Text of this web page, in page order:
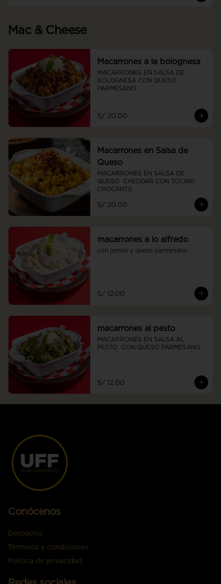
Mac & Cheese
Macarrones a la bolognesa
MACARRONES EN SALSA DE
BOLOGNESA CON QUESO
PARMESANO.
S/ 20.00
Macarrones en Salsa de
Queso
MACARRONES EN SALSA DE
QUESO  CHEDDAR CON TOCINO
CROCANTE.
S/ 20.00
macarrones a lo alfredo
con jamón y queso parmesano
S/ 12.00
macarrones al pesto
MACARRONES EN SALSA AL
PESTO  CON QUESO PARMESANO.
S/ 12.00
Conócenos
Despacho
Términos y condiciones
Política de privacidad